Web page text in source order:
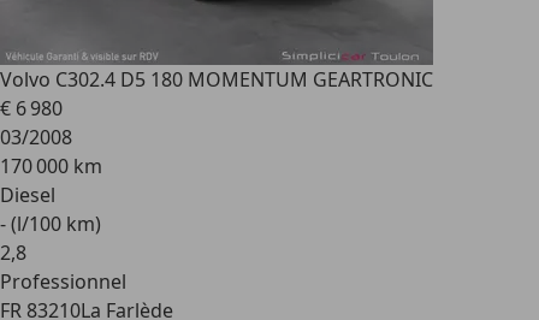
Volvo C302.4 D5 180 MOMENTUM GEARTRONIC
€ 6 980
03/2008
170 000 km
Diesel
- (l/100 km)
2,8
Professionnel
FR 83210La Farlède